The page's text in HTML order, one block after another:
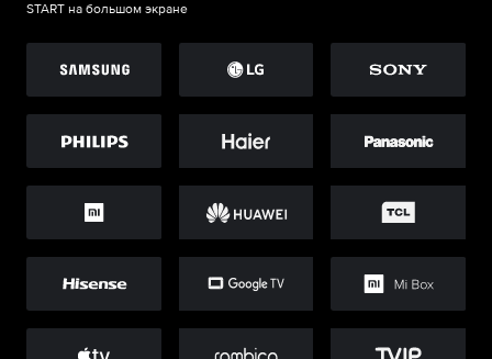
START на большом экране